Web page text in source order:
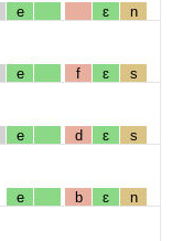
e ɛ n
e f ɛ s
e d ɛ s
e b ɛ n